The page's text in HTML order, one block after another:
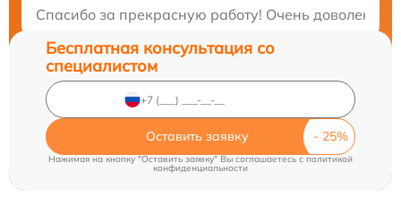
Спасибо за прекрасную работу! Очень доволен
Бесплатная консультация со
специалистом
Оставить заявку
Нажимая на кнопку "Оставить заявку" Вы соглашаетесь cполитикой
конфиденциальности